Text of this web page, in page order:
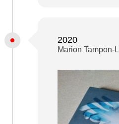
2020
Marion Tampon-